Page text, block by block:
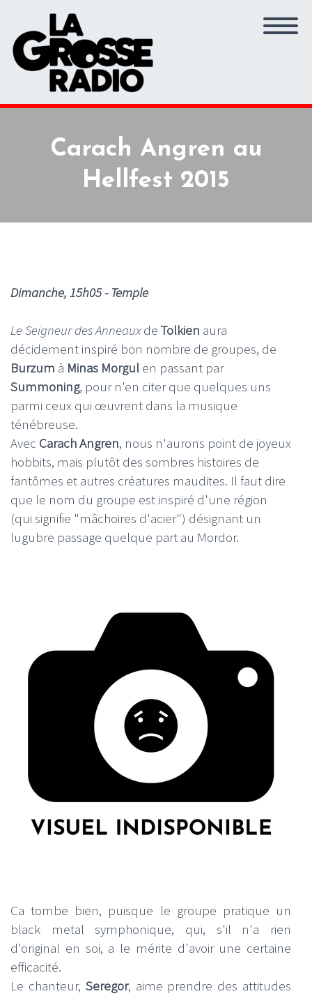
Carach Angren au
Hellfest 2015
Dimanche, 15h05 - Temple
Le Seigneur des Anneauxde Tolkien aura
décidement inspiré bon nombre de groupes, de
Burzum à Minas Morgul en passant par
Summoning, pour n'en citer que quelques uns
parmi ceux qui œuvrent dans la musique
ténébreuse.
Avec Carach Angren, nous n'aurons point de joyeux
hobbits, mais plutôt des sombres histoires de
fantômes et autres créatures maudites. Il faut dire
que le nom du groupe est inspiré d'une région
(qui signifie "mâchoires d'acier") désignant un
lugubre passage quelque part au Mordor.
Ca tombe bien, puisque le groupe pratique un
black metal symphonique, qui, s'il n'a rien
d'original en soi, a le mérite d'avoir une certaine
efficacité.
Le chanteur, Seregor, aime prendre des attitudes